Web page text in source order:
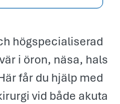
högspecialiserad
i öron, näsa, hals
får du hjälp med
vid både akuta